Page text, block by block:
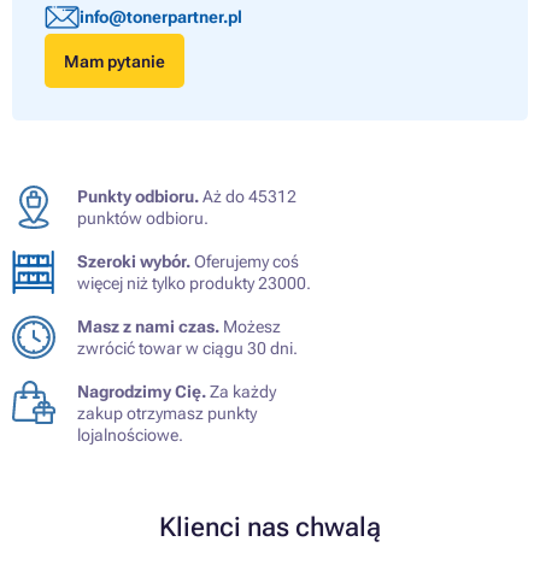
info@tonerpartner.pl
Mam pytanie
Punkty odbioru.Aż do 45312
punktów odbioru.
Szeroki wybór.Oferujemy coś
więcej niż tylko produkty 23000.
Masz z nami czas. Możesz
zwrócić towar w ciągu 30 dni.
Nagrodzimy Cię.Za każdy
zakup otrzymasz punkty
lojalnościowe.
Klienci nas chwalą